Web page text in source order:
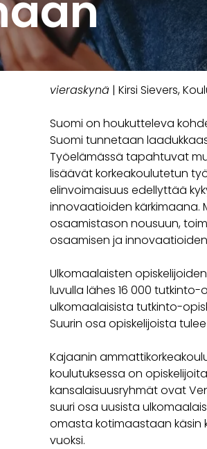
vieraskynä | Kirsi Sievers,
Suomi on houkutteleva
Suomi tunnetaan
Työelämässä tapahtuvat
lisäävät korkeakoulutetun
elinvoimaisuus edellyttää
innovaatioiden kärkimaana.
osaamistason nousuun,
osaamisen ja
Ulkomaalaisten
luvulla lähes 16 000 tutkinto-
ulkomaalaisista tutkinto-
Suurin osa opiskelijoista
Kajaanin
koulutuksessa on
kansalaisuusryhmät ovat
suuri osa uusista
omasta kotimaastaan käsin
vuoksi.